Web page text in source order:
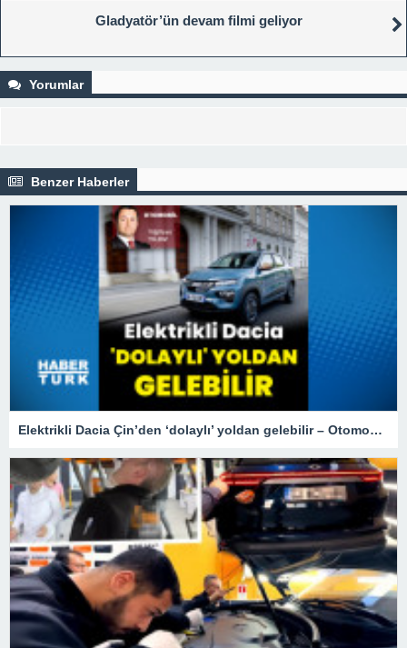
Gladyatör’ün devam filmi geliyor
Yorumlar
Benzer Haberler
Elektrikli Dacia Çin’den ‘dolaylı’ yoldan gelebilir – Otomobil Haberleri